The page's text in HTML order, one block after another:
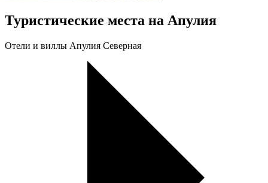
Туристические места на Апулия
Oтели и виллы Апулия Северная